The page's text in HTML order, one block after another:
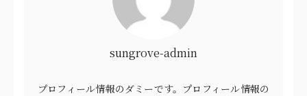
sungrove-admin
プロフィール情報のダミーです。プロフィール情報の